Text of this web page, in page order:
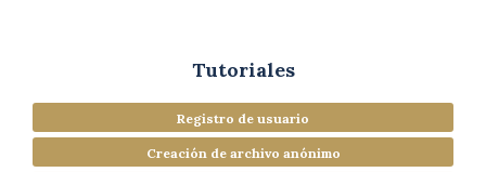
Tutoriales
Registro de usuario
Creación de archivo anónimo